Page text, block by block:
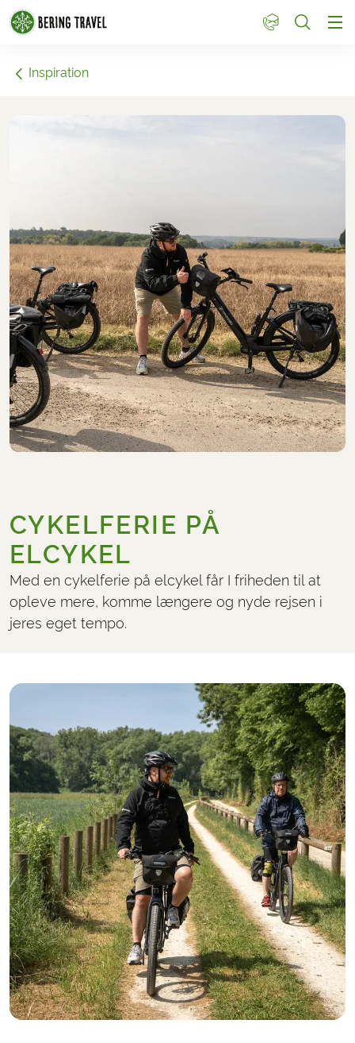
1
Inspiration
CYKELFERIE PÅ
ELCYKEL
Med en cykelferie på elcykel får I friheden til at
opleve mere, komme længere og nyde rejsen i
jeres eget tempo.